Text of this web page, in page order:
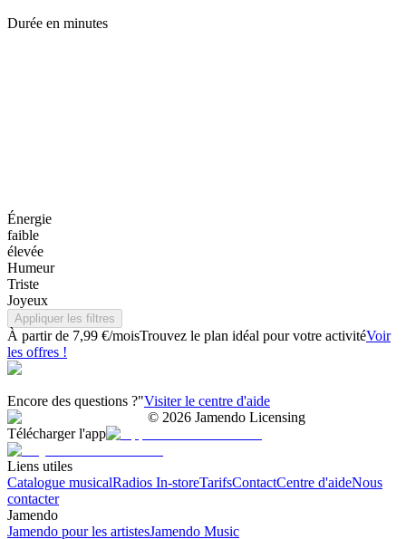
Durée en minutes
Énergie
faible
élevée
Humeur
Triste
Joyeux
Appliquer les filtres
À partir de 7,99 €/moisTrouvez le plan idéal pour votre activitéVoir
les offres !
Encore des questions ?"Visiter le centre d'aide
© 2026 Jamendo Licensing
Télécharger l'app
Liens utiles
Catalogue musicalRadios In-storeTarifsContactCentre d'aideNous
contacter
Jamendo
Jamendo pour les artistesJamendo Music